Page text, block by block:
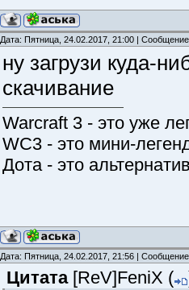
Дата: Пятница, 24.02.2017, 21:00 |
ну загрузи куда-
скачивание
Warcraft 3 - это уже
WC3 - это мини-
Дота - это
Дата: Пятница, 24.02.2017, 21:56 |
Цитата [ReV]FeniX (